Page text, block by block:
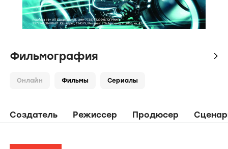
Фильмография icon
Онлайн Фильмы Сериалы
Создатель Режиссер Продюсер